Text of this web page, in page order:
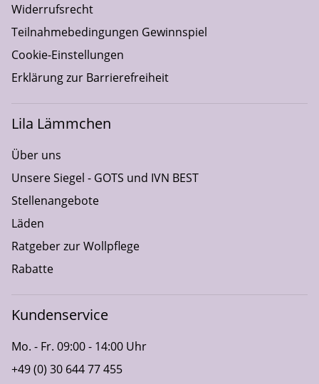
Widerrufsrecht
Teilnahmebedingungen Gewinnspiel
Cookie-Einstellungen
Erklärung zur Barrierefreiheit
Lila Lämmchen
Über uns
Unsere Siegel - GOTS und IVN BEST
Stellenangebote
Läden
Ratgeber zur Wollpflege
Rabatte
Kundenservice
Mo. - Fr. 09:00 - 14:00 Uhr
+49 (0) 30 644 77 455